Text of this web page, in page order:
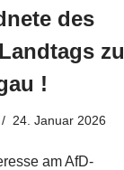
des
zu
!
24. Januar 2026
am AfD-